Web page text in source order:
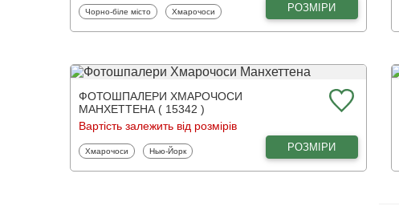
Фотошпалери
Чорно-біле місто Фотошпалери
Хмарочоси РОЗМІРИ
ФОТОШПАЛЕРИ ХМАРОЧОСИ
МАНХЕТТЕНА ( 15342 )
Вартість залежить від розмірів
Фотошпалери
Хмарочоси Фотошпалери
Нью-Йорк РОЗМІРИ